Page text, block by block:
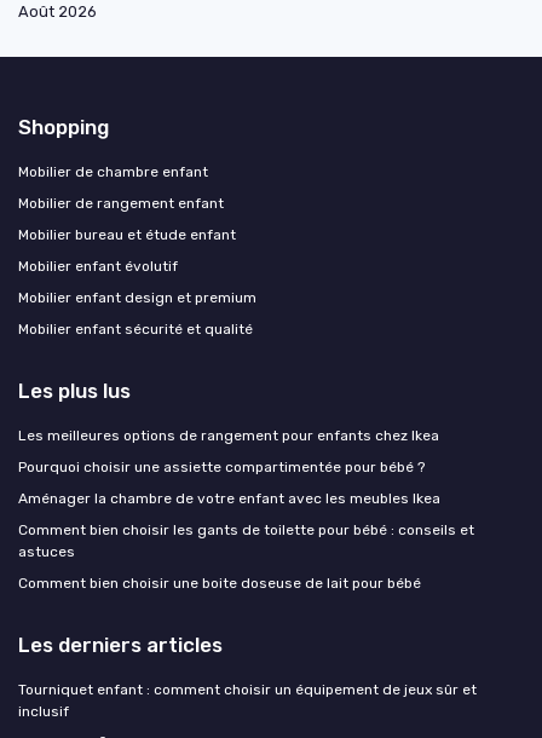
Août 2026
Shopping
Mobilier de chambre enfant
Mobilier de rangement enfant
Mobilier bureau et étude enfant
Mobilier enfant évolutif
Mobilier enfant design et premium
Mobilier enfant sécurité et qualité
Les plus lus
Les meilleures options de rangement pour enfants chez Ikea
Pourquoi choisir une assiette compartimentée pour bébé ?
Aménager la chambre de votre enfant avec les meubles Ikea
Comment bien choisir les gants de toilette pour bébé : conseils et
astuces
Comment bien choisir une boite doseuse de lait pour bébé
Les derniers articles
Tourniquet enfant : comment choisir un équipement de jeux sûr et
inclusif